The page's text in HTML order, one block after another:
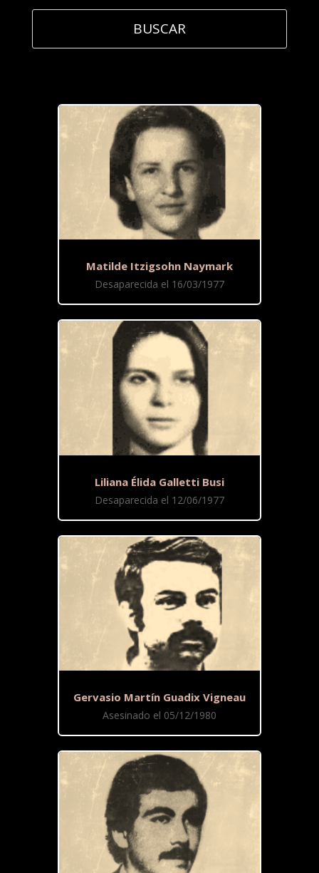
Matilde Itzigsohn Naymark
Desaparecida el 16/03/1977
Liliana Élida Galletti Busi
Desaparecida el 12/06/1977
Gervasio Martín Guadix Vigneau
Asesinado el 05/12/1980